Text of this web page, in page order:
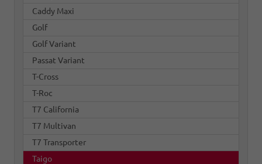
Caddy Maxi
Golf
Golf Variant
Passat Variant
T-Cross
T-Roc
T7 California
T7 Multivan
T7 Transporter
Taigo